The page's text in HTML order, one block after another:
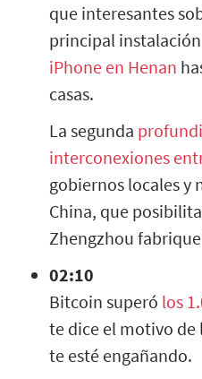
que interesantes
principal
iPhone en Henan
casas.
La segunda
interconexiones
gobiernos locales y
China, que
Zhengzhou
02:10
Bitcoin superó los
te dice el motivo de
te esté engañando.